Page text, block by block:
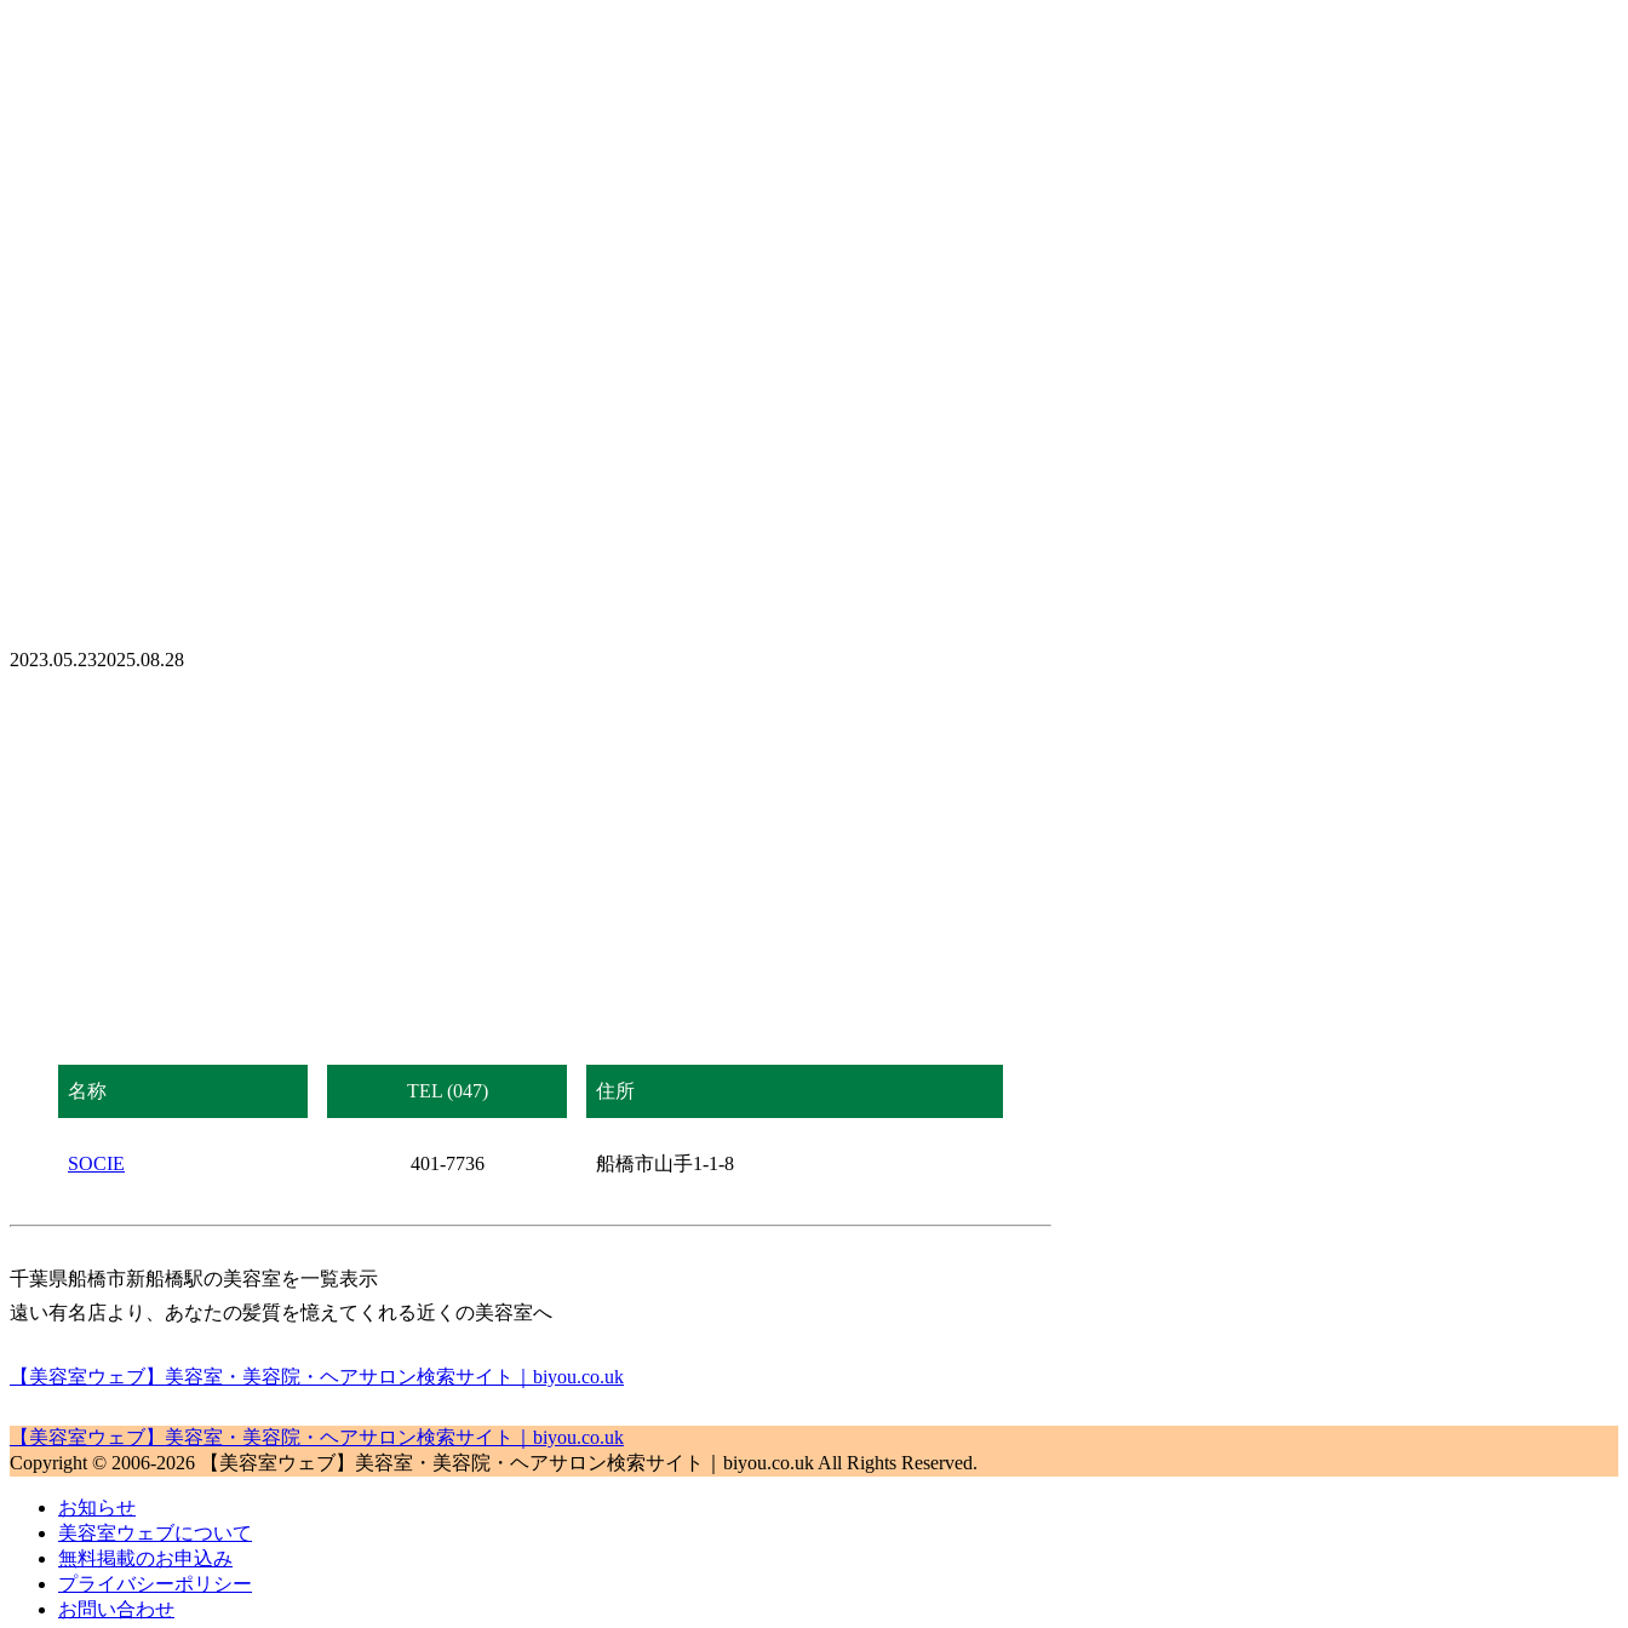
2023.05.232025.08.28
名称 TEL (047) 住所
SOCIE 401-7736 船橋市山手1-1-8
千葉県船橋市新船橋駅の美容室を一覧表示
遠い有名店より、あなたの髪質を憶えてくれる近くの美容室へ
【美容室ウェブ】美容室・美容院・ヘアサロン検索サイト｜biyou.co.uk
【美容室ウェブ】美容室・美容院・ヘアサロン検索サイト｜biyou.co.uk
Copyright © 2006-2026 【美容室ウェブ】美容室・美容院・ヘアサロン検索サイト｜biyou.co.uk All Rights Reserved.
お知らせ
美容室ウェブについて
無料掲載のお申込み
プライバシーポリシー
お問い合わせ